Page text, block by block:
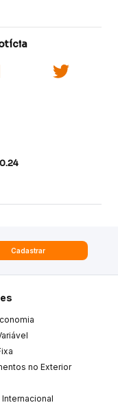
Cadastrar
no Exterior